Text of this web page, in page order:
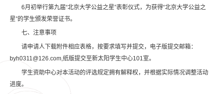
6月初举行第九届“北京大学公益之星”表彰仪式，为获得“北京大学公益之
星”的学生颁发荣誉证书。
七、注意事项
请申请人下载附件相应表格，按要求填写并提交，电子版提交邮箱：
byh0311@126.com,纸版提交至新太阳学生中心101室。
学生资助中心对本活动的评选规定拥有解释权，并根据实际情况调整活动
进度。